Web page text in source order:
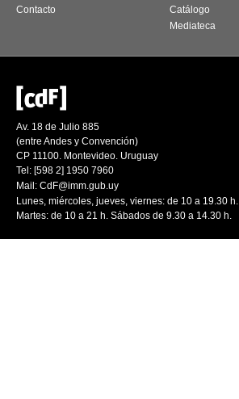
Contacto
Catálogo
Mediateca
Av. 18 de Julio 885
(entre Andes y Convención)
CP 11100. Montevideo. Uruguay
Tel: [598 2] 1950 7960
Mail: CdF@imm.gub.uy
Lunes, miércoles, jueves, viernes: de 10 a 19.30 h.
Martes: de 10 a 21 h. Sábados de 9.30 a 14.30 h.